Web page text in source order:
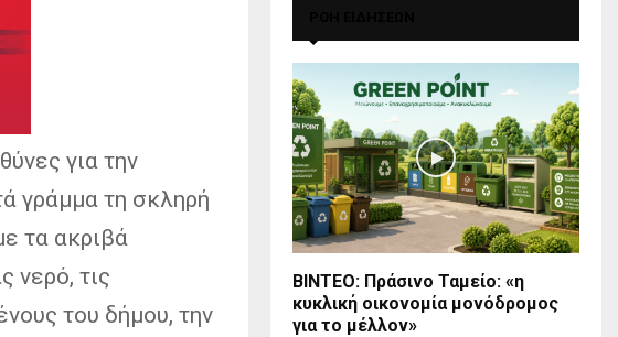
για την
γράμμα τη σκληρή
τα ακριβά
νερό, τις
του δήμου, την
BINTEO: Πράσινο Ταμείο: «η
κυκλική οικονομία μονόδρομος
για το μέλλον»